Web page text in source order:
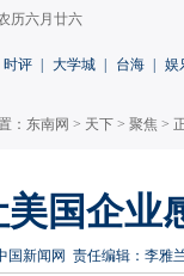
历六月廿六
时评 大学城 台海 娱
： 东南网 > 天下 > 聚焦 >
国企业
国新闻网 责任编辑：李雅